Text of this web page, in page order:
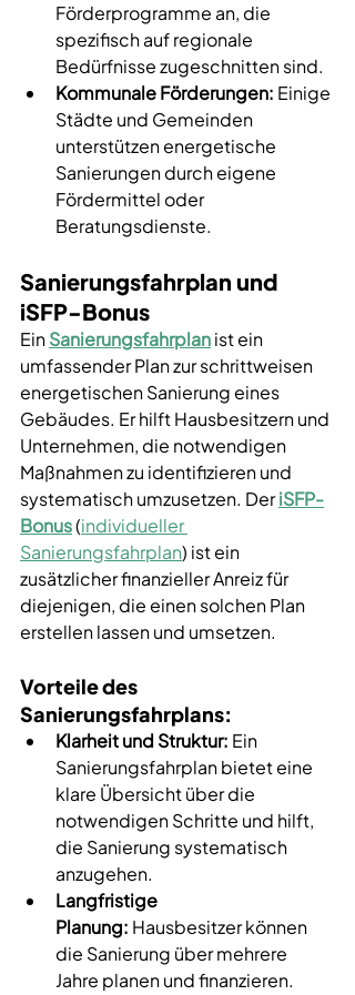
Förderprogramme an, die
spezifisch auf regionale
Bedürfnisse zugeschnitten sind.
Kommunale Förderungen: Einige
Städte und Gemeinden
unterstützen energetische
Sanierungen durch eigene
Fördermittel oder
Beratungsdienste.
Sanierungsfahrplan und
iSFP-Bonus
Ein Sanierungsfahrplan ist ein
umfassender Plan zur schrittweisen
energetischen Sanierung eines
Gebäudes. Er hilft Hausbesitzern und
Unternehmen, die notwendigen
Maßnahmen zu identifizieren und
systematisch umzusetzen. Der iSFP-
Bonus (individueller
Sanierungsfahrplan) ist ein
zusätzlicher finanzieller Anreiz für
diejenigen, die einen solchen Plan
erstellen lassen und umsetzen.
Vorteile des
Sanierungsfahrplans:
Klarheit und Struktur: Ein
Sanierungsfahrplan bietet eine
klare Übersicht über die
notwendigen Schritte und hilft,
die Sanierung systematisch
anzugehen.
Langfristige
Planung: Hausbesitzer können
die Sanierung über mehrere
Jahre planen und finanzieren.